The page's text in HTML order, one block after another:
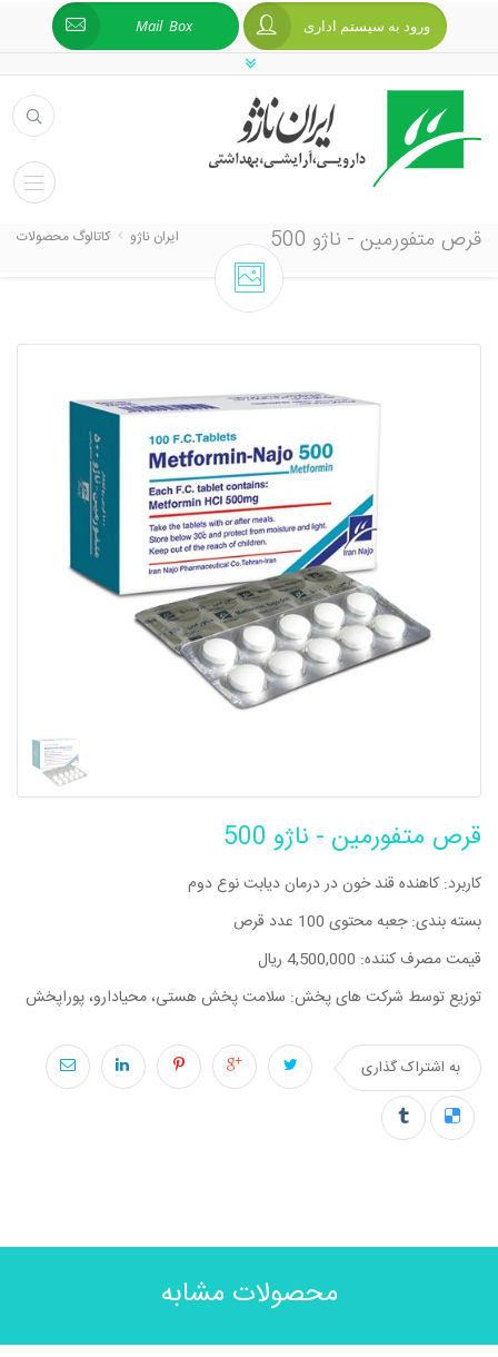
Mail Box ورود به سیستم اداری
قرص متفورمین - ناژو 500 ایران ناژو کاتالوگ محصولات
قرص متفورمین - ناژو 500
کاربرد: کاهنده قند خون در درمان دیابت نوع دوم
بسته بندی: جعبه محتوی 100 عدد قرص
قیمت مصرف کننده: 4,500,000 ریال
توزیع توسط شرکت های پخش: سلامت پخش هستی، محیادارو، پوراپخش
به اشتراک گذاری
محصولات مشابه